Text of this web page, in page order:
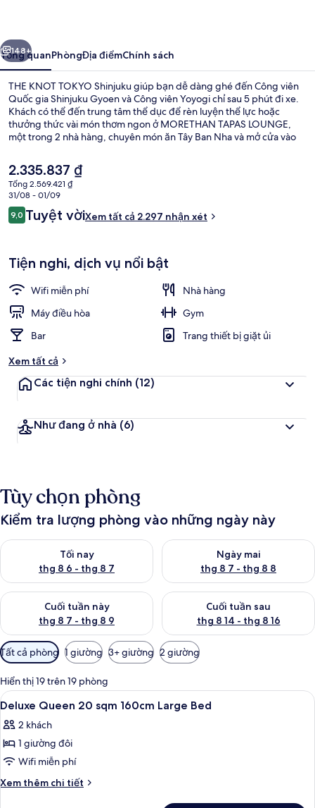
Tiếp
148+
Tổng quanPhòngĐịa điểmChính sách
THE KNOT TOKYO Shinjuku giúp bạn dễ dàng ghé đến Công viên
Quốc gia Shinjuku Gyoen và Công viên Yoyogi chỉ sau 5 phút đi xe.
Khách có thể đến trung tâm thể dục để rèn luyện thể lực hoặc
thưởng thức vài món thơm ngon ở MORETHAN TAPAS LOUNGE,
một trong 2 nhà hàng, chuyên món ăn Tây Ban Nha và mở cửa vào
Deco này chỉ cách Sân vận động quốc gia và Đền Meiji Jingu 5 phút
đi xe. Khách du lịch thích khoảng cách thuận tiện giữa nơi lưu trú và
trạm giao thông công cộng, như cách Ga Nishi-shinjuku-gochome 6
phút và cách Ga Tochomae 8 phút đi bộ.
Giá
hiện
tại
là
2.335.837 ₫
2.335.837 ₫
Tổng 2.569.421 ₫
31/08 - 01/09
Nhận
xét
9,09,0 trên 10,
Tuyệt vờiXem tất cả 2.297 nhận xét
Tiện nghi, dịch vụ nổi bật
Wifi miễn phí
Nhà hàng
Máy điều hòa
Gym
Bar
Trang thiết bị giặt ủi
Xem tất cả
Các tiện nghi chính (12)
Như đang ở nhà (6)
Tùy chọn phòng
Kiểm tra lượng phòng vào những ngày này
Tối nay
thg 8 6 - thg 8 7
Kiểm tra lượng phòng tối nay từ thg 8 6 - thg 8 7
Ngày mai
thg 8 7 - thg 8 8
Kiểm tra lượng phòng ngày
Cuối tuần này
thg 8 7 - thg 8 9
Kiểm tra lượng phòng cuối tuần này từ thg 8 7 - thg 8 9
Cuối tuần sau
thg 8 14 - thg 8 16
Kiểm tra lượng phòng cuối
Bộ
lọc
có
thể
dùng
để
lọc
tìm
phòng
Tất cả phòng 1 giường 3+ giường 2 giường
Hiển thị 19 trên 19 phòng
Xem
tất
cả
ảnh
Deluxe
Queen
Chăn bông, két bảo mật tại phòng,
1
Deluxe Queen 20 sqm 160cm Large Bed
2 khách
1 giường đôi
Wifi miễn phí
Xem thêm chi tiết
Chi